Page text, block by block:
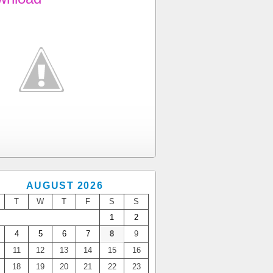
AUGUST 2026
T W T F S
S
1
2
4 5 6 7 8
9
11 12 13 14 15
16
18 19 20 21 22
23